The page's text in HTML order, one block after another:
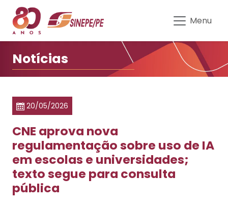
CNE aprova nova
Menu
Notícias
20/05/2026
CNE aprova nova
regulamentação sobre uso de IA
em escolas e universidades;
texto segue para consulta
pública